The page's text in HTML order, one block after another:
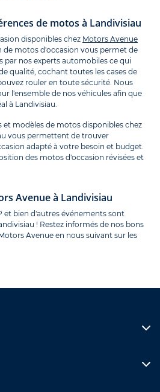
de motos à Landivisiau
disponibles chez Motors Avenue
de motos d'occasion vous permet de
par nos experts automobiles ce qui
qualité, cochant toutes les cases de
rouler en toute sécurité. Nous
l'ensemble de nos véhicules afin que
à Landivisiau.
et modèles de motos disponibles chez
vous permettent de trouver
adapté à votre besoin et budget.
des motos d'occasion révisées et
Avenue à Landivisiau
et bien d'autres événements sont
! Restez informés de nos bons
Avenue en nous suivant sur les